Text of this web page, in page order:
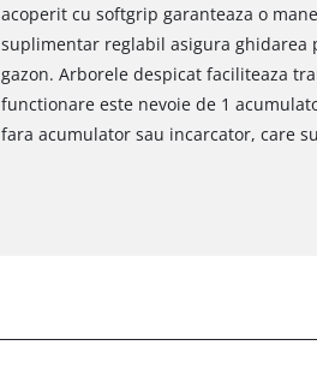
acoperit cu softgrip garanteaza o
suplimentar reglabil asigura ghidarea
gazon. Arborele despicat faciliteaza
functionare este nevoie de 1
fara acumulator sau incarcator, care